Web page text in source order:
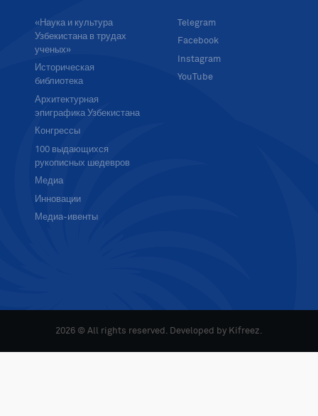
«Наука и культура
Узбекистана в трудах
ученых»
Историческая
библиотека
Архитектурная
эпиграфика Узбекистана
Конгрессы
100 выдающихся
рукописных шедевров
Медиа
Инновации
Медиа-ивенты
Telegram
Facebook
Instagram
YouTube
2026 © All rights reserved. Developed by Kifreez.